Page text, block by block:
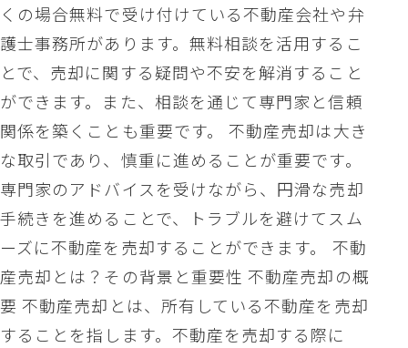
くの場合無料で受け付けている不動産会社や弁
護士事務所があります。無料相談を活用するこ
とで、売却に関する疑問や不安を解消すること
ができます。また、相談を通じて専門家と信頼
関係を築くことも重要です。 不動産売却は大き
な取引であり、慎重に進めることが重要です。
専門家のアドバイスを受けながら、円滑な売却
手続きを進めることで、トラブルを避けてスム
ーズに不動産を売却することができます。 不動
産売却とは？その背景と重要性 不動産売却の概
要 不動産売却とは、所有している不動産を売却
することを指します。不動産を売却する際に